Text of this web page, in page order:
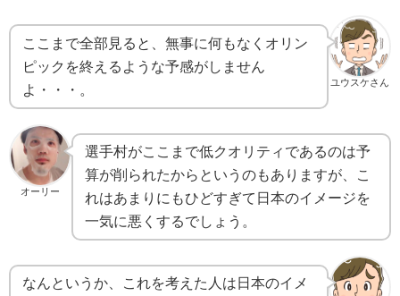
ユウスケさん
ここまで全部見ると、無事に何もなくオリン
ピックを終えるような予感がしません
よ・・・。
オーリー
選手村がここまで低クオリティであるのは予
算が削られたからというのもありますが、こ
れはあまりにもひどすぎて日本のイメージを
一気に悪くするでしょう。
なんというか、これを考えた人は日本のイメ